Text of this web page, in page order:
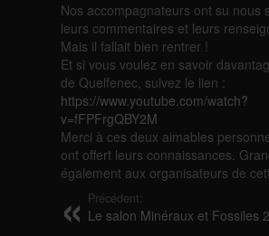
Nos accompagnateurs ont su nous
leurs commentaires et leurs
Mais il fallait bien rentrer !
Et si vous voulez en savoir
de Quelfenec, suivez le lien :
https://www.youtube.com/watch?
v=fFPFrgQBY2M
Merci à ces deux aimables
ont offert leurs connaissances.
également aux organisateurs de
Précédent:
Le salon Minéraux et Fossiles